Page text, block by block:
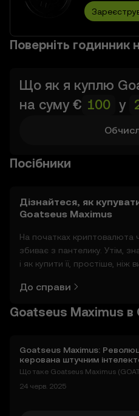
Поверніть годинник
Що як я куплю
на суму € у
Посібники
Дізнайтеся, як
Goatseus Maximus
На початках криптовалюта
збиває з пантелику. Утім,
і як купити її, простіше, ніж
за допомогою застосунку
безпосередньо на цьому
До справи
Goatseus Maximus в
Goatseus Maximus:
керована штучним
змінює криптокультуру
Що таке Goatseus Maximus
віт криптовалют бачив появу
24 черв. 2025